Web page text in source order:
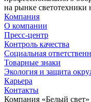
на рынке
Компания
О компании
Пресс-центр
Контроль качества
Социальная
Товарные знаки
Экология и защита
Карьера
Контакты
Компания «Белый свет»